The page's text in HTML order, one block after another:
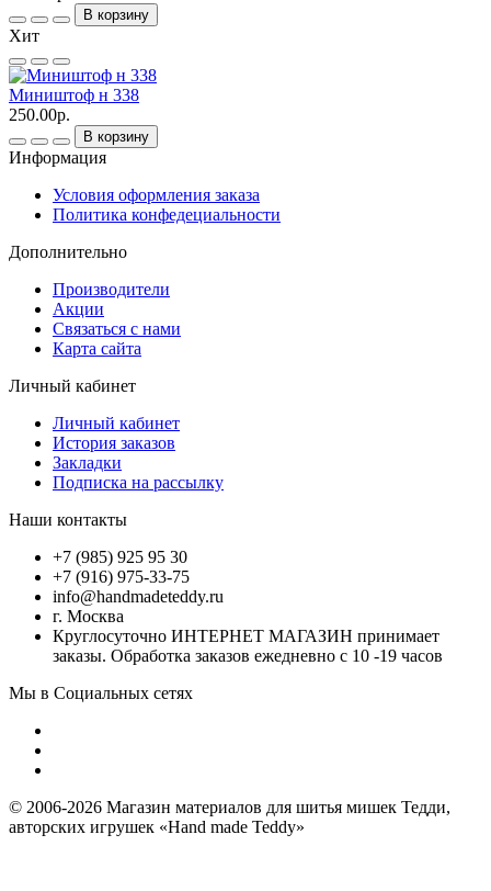
В корзину
Хит
Миништоф н 338
250.00р.
В корзину
Информация
Условия оформления заказа
Политика конфедециальности
Дополнительно
Производители
Акции
Связаться с нами
Карта сайта
Личный кабинет
Личный кабинет
История заказов
Закладки
Подписка на рассылку
Наши контакты
+7 (985) 925 95 30
+7 (916) 975-33-75
info@handmadeteddy.ru
г. Москва
Круглосуточно ИНТЕРНЕТ МАГАЗИН принимает
заказы. Обработка заказов ежедневно с 10 -19 часов
Мы в Социальных сетях
© 2006-2026 Магазин материалов для шитья мишек Тедди,
авторских игрушек «Hand made Teddy»